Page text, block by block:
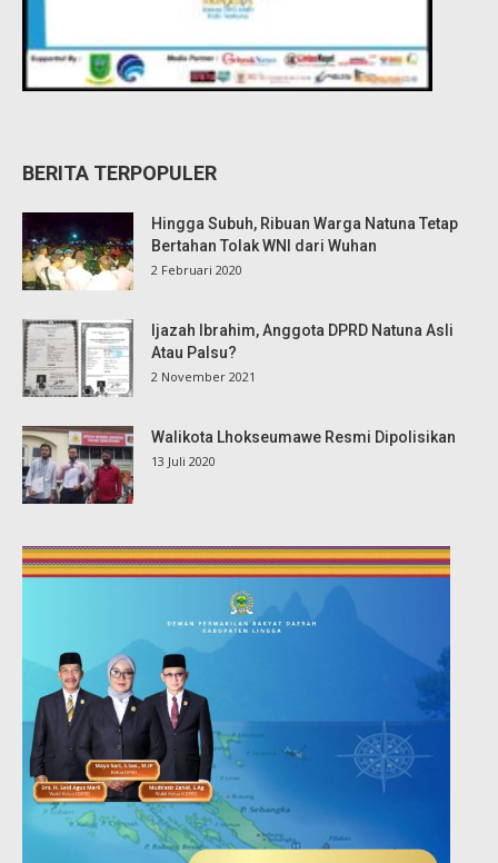
BERITA TERPOPULER
Hingga Subuh, Ribuan Warga Natuna Tetap
Bertahan Tolak WNI dari Wuhan
2 Februari 2020
Ijazah Ibrahim, Anggota DPRD Natuna Asli
Atau Palsu?
2 November 2021
Walikota Lhokseumawe Resmi Dipolisikan
13 Juli 2020